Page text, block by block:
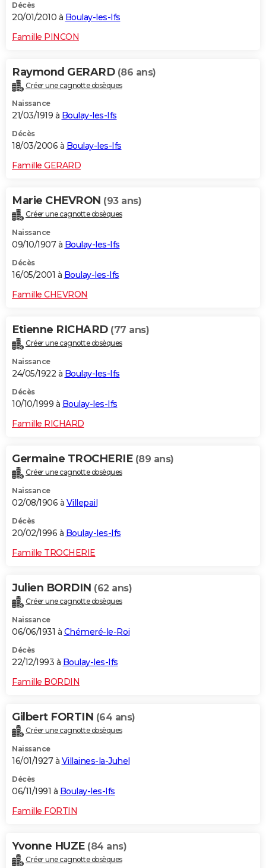
Décès
20/01/2010 à Boulay-les-Ifs
Famille PINCON
Raymond GERARD (86 ans)
Créer une cagnotte obsèques
Naissance
21/03/1919 à Boulay-les-Ifs
Décès
18/03/2006 à Boulay-les-Ifs
Famille GERARD
Marie CHEVRON (93 ans)
Créer une cagnotte obsèques
Naissance
09/10/1907 à Boulay-les-Ifs
Décès
16/05/2001 à Boulay-les-Ifs
Famille CHEVRON
Etienne RICHARD (77 ans)
Créer une cagnotte obsèques
Naissance
24/05/1922 à Boulay-les-Ifs
Décès
10/10/1999 à Boulay-les-Ifs
Famille RICHARD
Germaine TROCHERIE (89 ans)
Créer une cagnotte obsèques
Naissance
02/08/1906 à Villepail
Décès
20/02/1996 à Boulay-les-Ifs
Famille TROCHERIE
Julien BORDIN (62 ans)
Créer une cagnotte obsèques
Naissance
06/06/1931 à Chémeré-le-Roi
Décès
22/12/1993 à Boulay-les-Ifs
Famille BORDIN
Gilbert FORTIN (64 ans)
Créer une cagnotte obsèques
Naissance
16/01/1927 à Villaines-la-Juhel
Décès
06/11/1991 à Boulay-les-Ifs
Famille FORTIN
Yvonne HUZE (84 ans)
Créer une cagnotte obsèques